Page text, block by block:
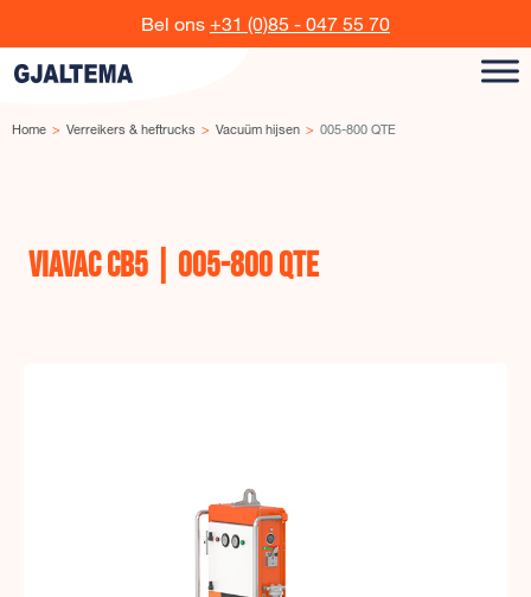
Ga naar de inhoudBel ons +31 (0)85 - 047 55 70
Home Verreikers & heftrucks Vacuüm hijsen 005-800 QTE
VIAVAC CB5 | 005-800 QTE